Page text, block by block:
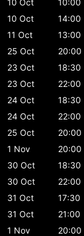
10 Oct
14:00
11 Oct
13:00
25 Oct
20:00
23 Oct
18:30
23 Oct
22:00
24 Oct
18:30
24 Oct
22:00
25 Oct
20:00
1 Nov
20:00
30 Oct
18:30
30 Oct
22:00
31 Oct
17:30
31 Oct
21:00
1 Nov
20:00